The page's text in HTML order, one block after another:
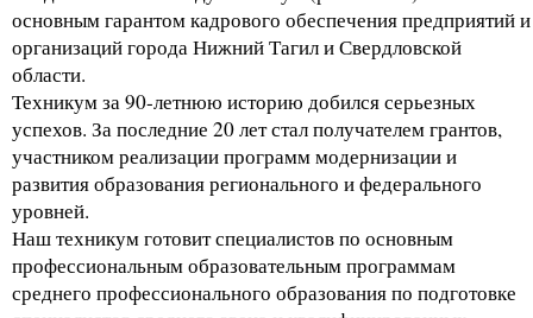
основным гарантом кадрового обеспечения предприятий и
организаций города Нижний Тагил и Свердловской
области.
Техникум за 90-летнюю историю добился серьезных
успехов. За последние 20 лет стал получателем грантов,
участником реализации программ модернизации и
развития образования регионального и федерального
уровней.
Наш техникум готовит специалистов по основным
профессиональным образовательным программам
среднего профессионального образования по подготовке